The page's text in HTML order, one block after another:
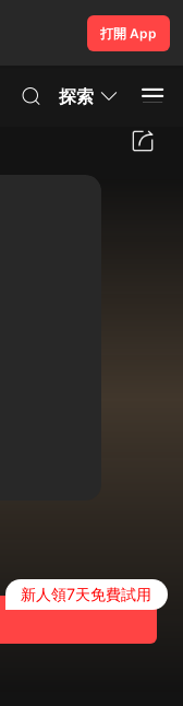
打開 App
探索
新人領7天免費試用